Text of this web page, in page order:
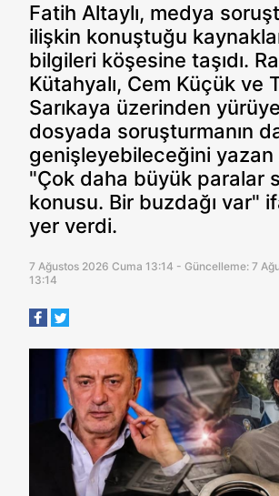
Fatih Altaylı, medya
ilişkin konuştuğu
bilgileri köşesine taşıdı.
Kütahyalı, Cem Küçük ve
Sarıkaya üzerinden
dosyada soruşturmanın
genişleyebileceğini yazan
"Çok daha büyük paralar
konusu. Bir buzdağı var"
yer verdi.
7 Ağustos 2026 Cuma 13:14 - Güncelleme: 7
13:14